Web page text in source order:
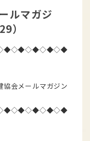
ルマガジ
）
会メールマガジン